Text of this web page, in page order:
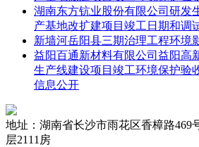
湖南东方钪业股份有限公司研发
产基地改扩建项目竣工日期和调
新墙河岳阳县三期治理工程环境
益阳百通新材料有限公司益阳高
生产线建设项目竣工环境保护验
信息公开
地址：湖南省长沙市雨花区香樟路469
层2111房